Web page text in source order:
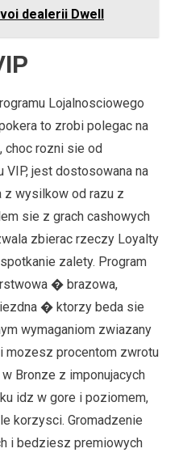
dealerii Dwell
Lojalnosciowego
to zrobi polegac na
choc rozni sie od
jest dostosowana na
z wysilkow od razu z
sie z grach cashowych
zbierac rzeczy Loyalty
zalety. Program
� brazowa,
� ktorzy beda sie
wymaganiom zwiazany
mozesz procentom zwrotu
Bronze z imponujacych
idz w gore i poziomem,
korzysci. Gromadzenie
i bedziesz premiowych